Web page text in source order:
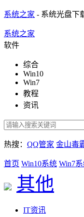
系统之家 - 系统光盘下
系统之家
软件
综合
Win10
Win7
教程
资讯
热搜： QQ管家 金山毒
首页 Win10系统 Win7
其他
IT资讯